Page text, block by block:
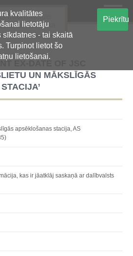
kvalitātes
lietotāju
- tai skaitā
Turpinot lietot šo
lietošanai.
Piekrītu
informācijas
sistēma
EX-DATE OF JSC
UN MĀKSLĪGĀS
apsēklošanas stacija, AS
kas ir jāatklāj saskaņā ar dalībvalsts